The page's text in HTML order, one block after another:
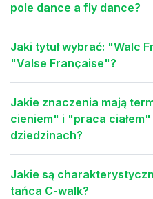
pole dance a fly dance?
Jaki tytuł wybrać: "Walc
"Valse Française"?
Jakie znaczenia mają
cieniem" i "praca
dziedzinach?
Jakie są
tańca C-walk?